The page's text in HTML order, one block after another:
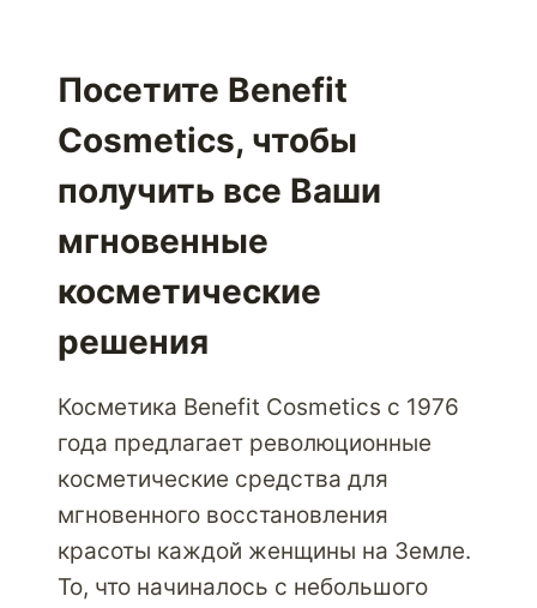
Посетите Benefit
Cosmetics, чтобы
получить все Ваши
мгновенные
косметические
решения
Косметика Benefit Cosmetics с 1976
года предлагает революционные
косметические средства для
мгновенного восстановления
красоты каждой женщины на Земле.
То, что начиналось с небольшого